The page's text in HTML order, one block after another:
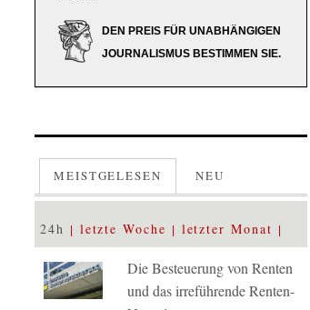
DEN PREIS FÜR UNABHÄNGIGEN
JOURNALISMUS BESTIMMEN SIE.
MEISTGELESEN NEU
24h letzte Woche letzter Monat
Die Besteuerung von Renten
und das irreführende Renten-